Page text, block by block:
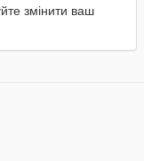
змінити ваш